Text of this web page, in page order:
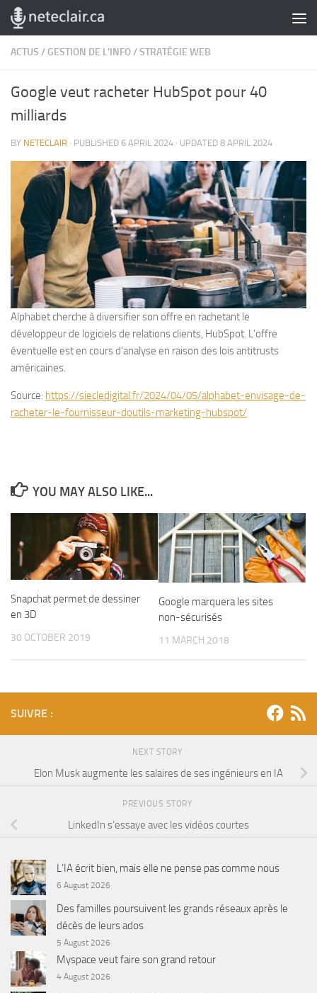
Skip to content
ACTUS / GESTION DE L'INFO/STRATÉGIE WEB
Google veut racheter HubSpot pour 40
milliards
BY NETECLAIR · PUBLISHED 6 APRIL 2024 · UPDATED 8 APRIL 2024
Alphabet cherche à diversifier son offre en rachetant le
développeur de logiciels de relations clients, HubSpot. L’offre
éventuelle est en cours d’analyse en raison des lois antitrusts
américaines.
Source: https://siecledigital.fr/2024/04/05/alphabet-envisage-de-
racheter-le-fournisseur-doutils-marketing-hubspot/
YOU MAY ALSO LIKE...
Snapchat permet de dessiner
en 3D
30 OCTOBER 2019
Google marquera les sites
non-sécurisés
11 MARCH 2018
SUIVRE :
NEXT STORY
Elon Musk augmente les salaires de ses ingénieurs en IA
PREVIOUS STORY
LinkedIn s’essaye avec les vidéos courtes
L’IA écrit bien, mais elle ne pense pas comme nous
6 August 2026
Des familles poursuivent les grands réseaux après le
décès de leurs ados
5 August 2026
Myspace veut faire son grand retour
4 August 2026